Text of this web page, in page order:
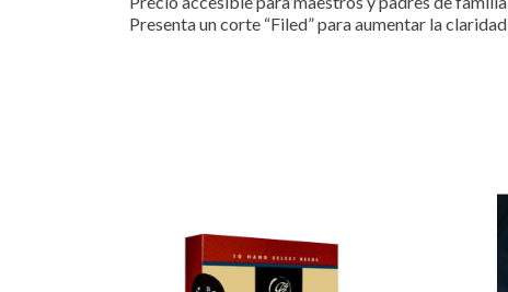
Presenta un corte “Filed” para aumentar la claridad